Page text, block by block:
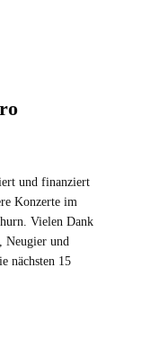
und finanziert
Konzerte im
Vielen Dank
Neugier und
nächsten 15